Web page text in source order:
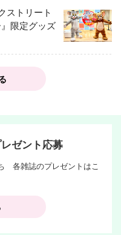
ストリート
限定グッズ
ゼント応募
各雑誌のプレゼントはこ